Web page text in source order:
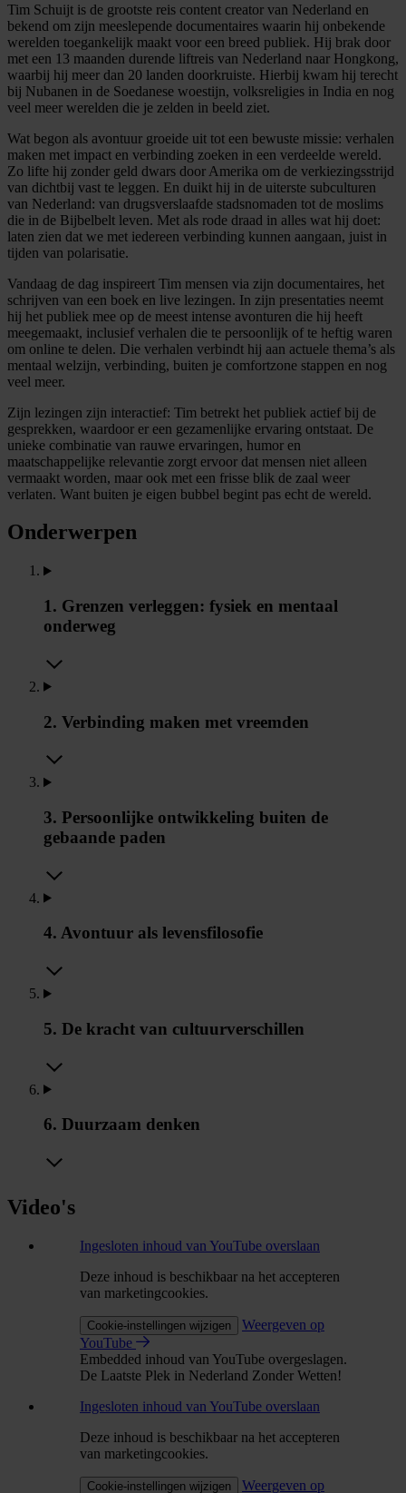
Tim Schuijt is de grootste reis content creator van Nederland en
bekend om zijn meeslepende documentaires waarin hij onbekende
werelden toegankelijk maakt voor een breed publiek. Hij brak door
met een 13 maanden durende liftreis van Nederland naar Hongkong,
waarbij hij meer dan 20 landen doorkruiste. Hierbij kwam hij terecht
bij Nubanen in de Soedanese woestijn, volksreligies in India en nog
veel meer werelden die je zelden in beeld ziet.
Wat begon als avontuur groeide uit tot een bewuste missie: verhalen
maken met impact en verbinding zoeken in een verdeelde wereld.
Zo lifte hij zonder geld dwars door Amerika om de verkiezingsstrijd
van dichtbij vast te leggen. En duikt hij in de uiterste subculturen
van Nederland: van drugsverslaafde stadsnomaden tot de moslims
die in de Bijbelbelt leven. Met als rode draad in alles wat hij doet:
laten zien dat we met iedereen verbinding kunnen aangaan, juist in
tijden van polarisatie.
Vandaag de dag inspireert Tim mensen via zijn documentaires, het
schrijven van een boek en live lezingen. In zijn presentaties neemt
hij het publiek mee op de meest intense avonturen die hij heeft
meegemaakt, inclusief verhalen die te persoonlijk of te heftig waren
om online te delen. Die verhalen verbindt hij aan actuele thema’s als
mentaal welzijn, verbinding, buiten je comfortzone stappen en nog
veel meer.
Zijn lezingen zijn interactief: Tim betrekt het publiek actief bij de
gesprekken, waardoor er een gezamenlijke ervaring ontstaat. De
unieke combinatie van rauwe ervaringen, humor en
maatschappelijke relevantie zorgt ervoor dat mensen niet alleen
vermaakt worden, maar ook met een frisse blik de zaal weer
verlaten. Want buiten je eigen bubbel begint pas echt de wereld.
Onderwerpen
1. Grenzen verleggen: fysiek en mentaal
onderweg
2. Verbinding maken met vreemden
3. Persoonlijke ontwikkeling buiten de
gebaande paden
4. Avontuur als levensfilosofie
5. De kracht van cultuurverschillen
6. Duurzaam denken
Video's
Ingesloten inhoud van YouTube overslaan
Deze inhoud is beschikbaar na het accepteren
van marketingcookies.
Cookie-instellingen wijzigen
Weergeven op
YouTube
Embedded inhoud van YouTube overgeslagen.
De Laatste Plek in Nederland Zonder Wetten!
Ingesloten inhoud van YouTube overslaan
Deze inhoud is beschikbaar na het accepteren
van marketingcookies.
Cookie-instellingen wijzigen Weergeven op